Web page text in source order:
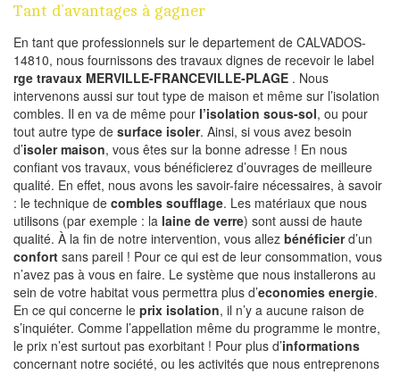
Tant d’avantages à gagner
En tant que professionnels sur le departement de CALVADOS-
14810, nous fournissons des travaux dignes de recevoir le label
rge travaux MERVILLE-FRANCEVILLE-PLAGE . Nous
intervenons aussi sur tout type de maison et même sur l’isolation
combles. Il en va de même pour l’isolation sous-sol, ou pour
tout autre type de surface isoler. Ainsi, si vous avez besoin
d’isoler maison, vous êtes sur la bonne adresse ! En nous
confiant vos travaux, vous bénéficierez d’ouvrages de meilleure
qualité. En effet, nous avons les savoir-faire nécessaires, à savoir
: le technique de combles soufflage. Les matériaux que nous
utilisons (par exemple : la laine de verre) sont aussi de haute
qualité. À la fin de notre intervention, vous allez bénéficierd’un
confort sans pareil ! Pour ce qui est de leur consommation, vous
n’avez pas à vous en faire. Le système que nous installerons au
sein de votre habitat vous permettra plus d’economies energie.
En ce qui concerne le prix isolation, il n’y a aucune raison de
s’inquiéter. Comme l’appellation même du programme le montre,
le prix n’est surtout pas exorbitant ! Pour plus d’informations
concernant notre société, ou les activités que nous entreprenons